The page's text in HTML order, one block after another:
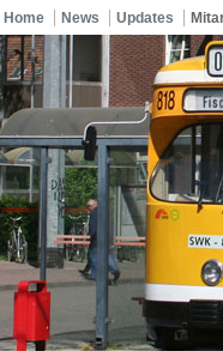
Home News Updates